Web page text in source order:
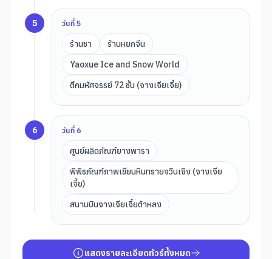
5 วันที่5
ร้านชา
ร้านหยกจีน
Yaoxue Ice and Snow World
ตึกมหัศจรรย์ 72 ชั้น (จางเจียเจี้ย)
6 วันที่ 6
ศูนย์ผลิตภัณฑ์ยางพารา
พิพิธภัณฑ์ภาพเขียนหินทรายจวินเซิง (จางเจีย
เจี้ย)
สนามบินจางเจียเจี้ยต้าหลง
แสดงรายละเอียดทัวร์ทั้งหมด